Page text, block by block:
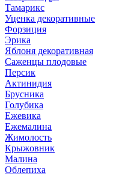
Тамарикс
Уценка декоративные
Форзиция
Эрика
Яблоня декоративная
Саженцы плодовые
Персик
Актинидия
Брусника
Голубика
Ежевика
Ежемалина
Жимолость
Крыжовник
Малина
Облепиха